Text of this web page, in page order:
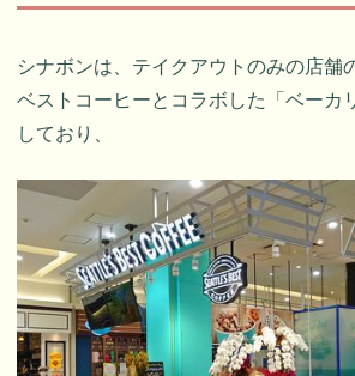
シナボンは、テイクアウトのみの店舗
ベストコーヒーとコラボした「ベーカ
しており、